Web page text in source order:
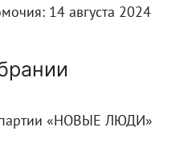
14 августа 2024
«НОВЫЕ ЛЮДИ»